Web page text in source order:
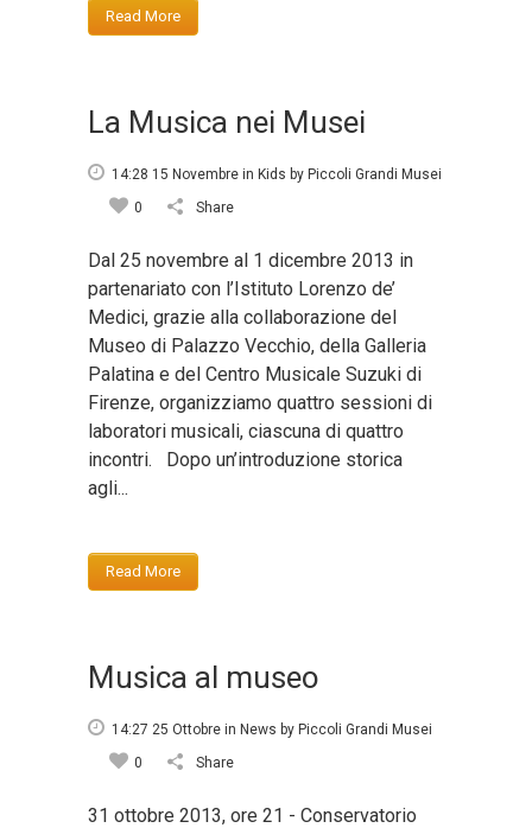
Read More
La Musica nei Musei
14:28 15 Novembre in Kids by Piccoli Grandi Musei
0
Share
Dal 25 novembre al 1 dicembre 2013 in
partenariato con l’Istituto Lorenzo de’
Medici, grazie alla collaborazione del
Museo di Palazzo Vecchio, della Galleria
Palatina e del Centro Musicale Suzuki di
Firenze, organizziamo quattro sessioni di
laboratori musicali, ciascuna di quattro
incontri. Dopo un’introduzione storica
agli...
Read More
Musica al museo
14:27 25 Ottobre in News by Piccoli Grandi Musei
0
Share
31 ottobre 2013, ore 21 - Conservatorio